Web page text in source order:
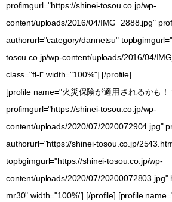
profimgurl="https://shinei-tosou.co.jp/wp-
content/uploads/2016/04/IMG_2888.jpg"
authorurl="category/dannetsu"
tosou.co.jp/wp-content/uploads/2016/04/
class="fl-l" width="100%"] [/profile]
[profile name="火災保険が適用されるかも！
profimgurl="https://shinei-tosou.co.jp/wp-
content/uploads/2020/07/2020072904.jpg"
authorurl="https://shinei-tosou.co.jp/
topbgimgurl="https://shinei-tosou.co.jp/wp-
content/uploads/2020/07/20200072803.jpg"
mr30" width="100%"] [/profile] [profile